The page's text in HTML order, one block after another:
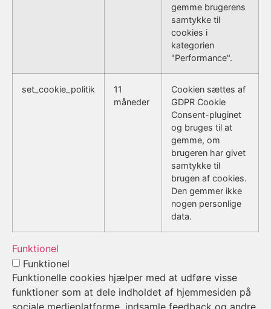
gemme brugerens
samtykke til
cookies i
kategorien
"Performance".
set_cookie_politik
11
måneder
Cookien sættes af
GDPR Cookie
Consent-pluginet
og bruges til at
gemme, om
brugeren har givet
samtykke til
brugen af cookies.
Den gemmer ikke
nogen personlige
data.
Funktionel
Funktionel
Funktionelle cookies hjælper med at udføre visse
funktioner som at dele indholdet af hjemmesiden på
sociale medieplatforme, indsamle feedback og andre